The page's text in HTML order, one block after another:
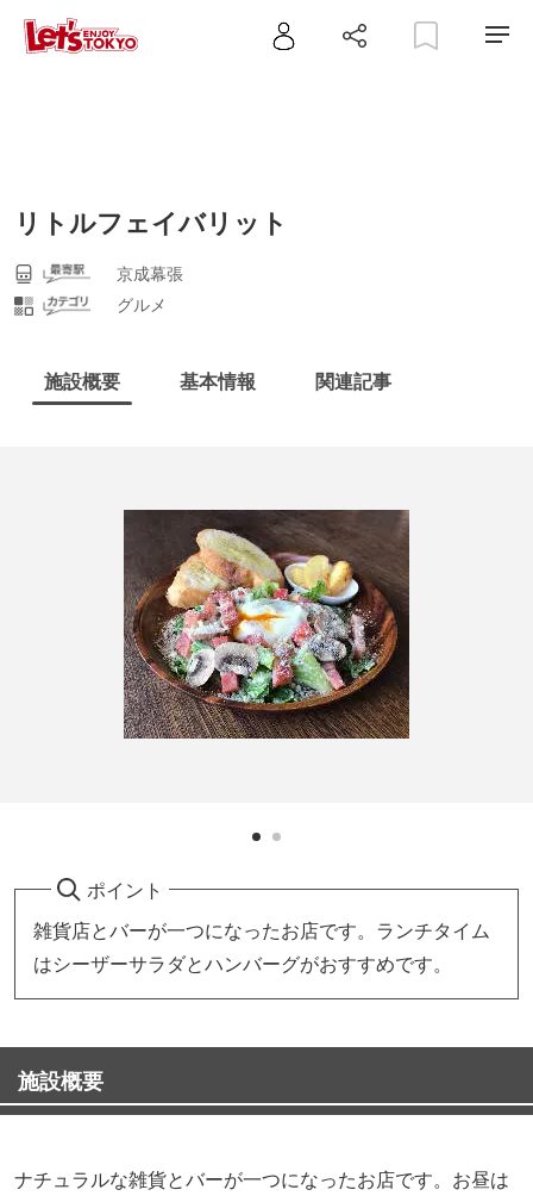
リトルフェイバリット
京成幕張
グルメ
施設概要 基本情報 関連記事
ポイント
雑貨店とバーが一つになったお店です。ランチタイム
はシーザーサラダとハンバーグがおすすめです。
施設概要
ナチュラルな雑貨とバーが一つになったお店です。お昼は